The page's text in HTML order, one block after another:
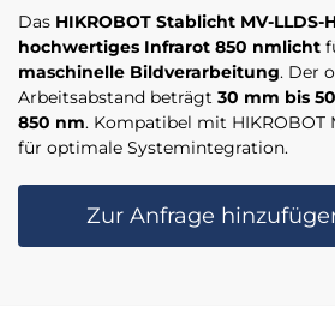
Das HIKROBOT Stablicht MV-LLDS-
hochwertiges Infrarot 850 nmlicht
maschinelle Bildverarbeitung. Der
Arbeitsabstand beträgt 30 mm bis
850 nm. Kompatibel mit HIKROBOT
für optimale Systemintegration.
Zur Anfrage